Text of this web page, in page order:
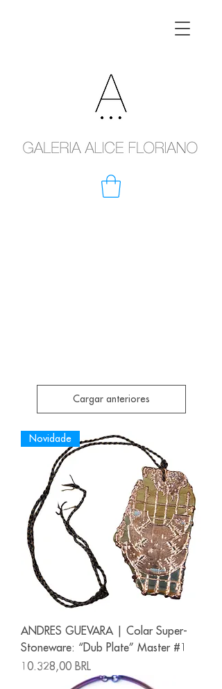
Cargar anteriores
Novidade
ANDRES GUEVARA | Colar Super-
Stoneware: “Dub Plate” Master #1
Precio
10.328,00 BRL